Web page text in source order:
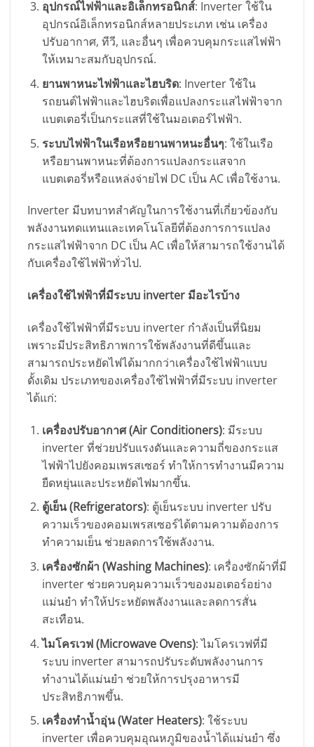
อุปกรณ์ไฟฟ้าและอิเล็กทรอนิกส์: Inverter ใช้ใน
อุปกรณ์อิเล็กทรอนิกส์หลายประเภท เช่น เครื่อง
ปรับอากาศ, ทีวี, และอื่นๆ เพื่อควบคุมกระแสไฟฟ้า
ให้เหมาะสมกับอุปกรณ์.
ยานพาหนะไฟฟ้าและไฮบริด: Inverter ใช้ใน
รถยนต์ไฟฟ้าและไฮบริดเพื่อแปลงกระแสไฟฟ้าจาก
แบตเตอรี่เป็นกระแสที่ใช้ในมอเตอร์ไฟฟ้า.
ระบบไฟฟ้าในเรือหรือยานพาหนะอื่นๆ: ใช้ในเรือ
หรือยานพาหนะที่ต้องการแปลงกระแสจาก
แบตเตอรี่หรือแหล่งจ่ายไฟ DC เป็น AC เพื่อใช้งาน.
Inverter มีบทบาทสำคัญในการใช้งานที่เกี่ยวข้องกับ
พลังงานทดแทนและเทคโนโลยีที่ต้องการการแปลง
กระแสไฟฟ้าจาก DC เป็น AC เพื่อให้สามารถใช้งานได้
กับเครื่องใช้ไฟฟ้าทั่วไป.
เครื่องใช้ไฟฟ้าที่มีระบบ inverter มีอะไรบ้าง
เครื่องใช้ไฟฟ้าที่มีระบบ inverter กำลังเป็นที่นิยม
เพราะมีประสิทธิภาพการใช้พลังงานที่ดีขึ้นและ
สามารถประหยัดไฟได้มากกว่าเครื่องใช้ไฟฟ้าแบบ
ดั้งเดิม ประเภทของเครื่องใช้ไฟฟ้าที่มีระบบ inverter
ได้แก่:
เครื่องปรับอากาศ (Air Conditioners): มีระบบ
inverter ที่ช่วยปรับแรงดันและความถี่ของกระแส
ไฟฟ้าไปยังคอมเพรสเซอร์ ทำให้การทำงานมีความ
ยืดหยุ่นและประหยัดไฟมากขึ้น.
ตู้เย็น (Refrigerators): ตู้เย็นระบบ inverter ปรับ
ความเร็วของคอมเพรสเซอร์ได้ตามความต้องการ
ทำความเย็น ช่วยลดการใช้พลังงาน.
เครื่องซักผ้า (Washing Machines): เครื่องซักผ้าที่มี
inverter ช่วยควบคุมความเร็วของมอเตอร์อย่าง
แม่นยำ ทำให้ประหยัดพลังงานและลดการสั่น
สะเทือน.
ไมโครเวฟ (Microwave Ovens): ไมโครเวฟที่มี
ระบบ inverter สามารถปรับระดับพลังงานการ
ทำงานได้แม่นยำ ช่วยให้การปรุงอาหารมี
ประสิทธิภาพขึ้น.
เครื่องทำน้ำอุ่น (Water Heaters): ใช้ระบบ
inverter เพื่อควบคุมอุณหภูมิของน้ำได้แม่นยำ ซึ่ง